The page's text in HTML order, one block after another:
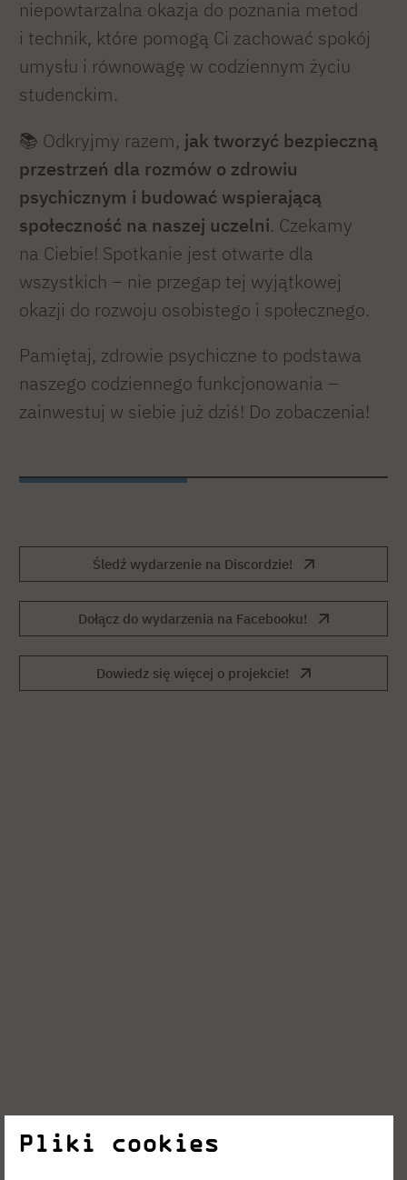
niepowtarzalna okazja do poznania metod
i technik, które pomogą Ci zachować spokój
umysłu i równowagę w codziennym życiu
studenckim.
📚 Odkryjmy razem, jak tworzyć bezpieczną
przestrzeń dla rozmów o zdrowiu
psychicznym i budować wspierającą
społeczność na naszej uczelni. Czekamy
na Ciebie! Spotkanie jest otwarte dla
wszystkich – nie przegap tej wyjątkowej
okazji do rozwoju osobistego i społecznego.
Pamiętaj, zdrowie psychiczne to podstawa
naszego codziennego funkcjonowania –
zainwestuj w siebie już dziś! Do zobaczenia!
Śledź wydarzenie na Discordzie!
Dołącz do wydarzenia na Facebooku!
Dowiedz się więcej o projekcie!
Pliki cookies